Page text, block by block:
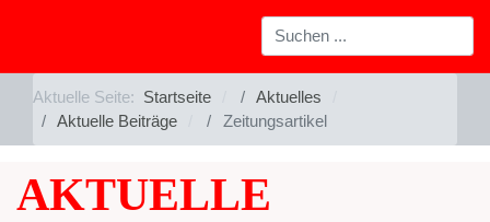
Aktuelle Seite: Startseite
Aktuelles
Aktuelle Beiträge
Zeitungsartikel
AKTUELLE